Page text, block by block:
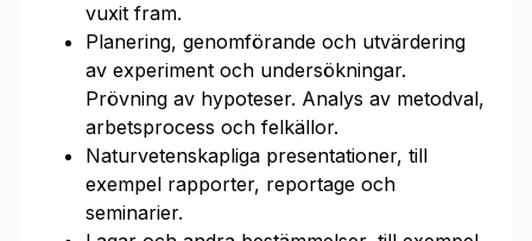
vuxit fram.
Planering, genomförande och utvärdering
av experiment och undersökningar.
Prövning av hypoteser. Analys av metodval,
arbetsprocess och felkällor.
Naturvetenskapliga presentationer, till
exempel rapporter, reportage och
seminarier.